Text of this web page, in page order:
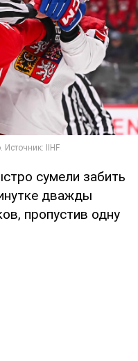
сумели забить
дважды
пропустив одну